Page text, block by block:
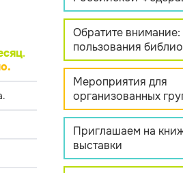
.
Обратите
пользования
Мероприятия для
организованных
Приглашаем на
выставки